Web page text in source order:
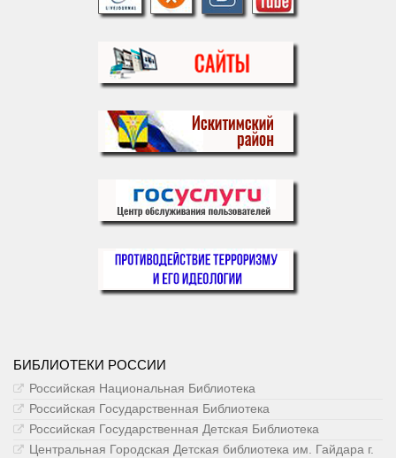
БИБЛИОТЕКИ РОССИИ
Российская Национальная Библиотека
Российская Государственная Библиотека
Российская Государственная Детская Библиотека
Центральная Городская Детская библиотека им. Гайдара г.